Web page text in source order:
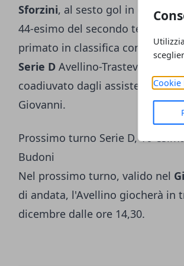
Cookie
Sforzini, al sesto gol in
44-esimo del secondo tempo.
primato in classifica con 32
Serie D Avellino-Trastevere è
coadiuvato dagli assistenti
Giovanni.
Prossimo turno Serie D, 16-
Budoni
Nel prossimo turno, valido nel
di andata, l'Avellino giocherà in
dicembre dalle ore 14,30.